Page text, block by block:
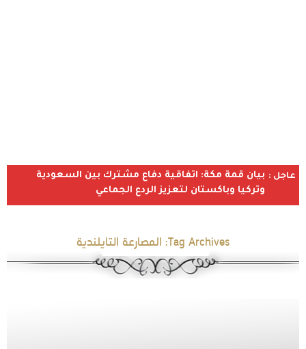
عاجل : بيان قمة مكة: اتفاقية دفاع مشترك بين السعودية
وتركيا وباكستان لتعزيز الردع الجماعي
Tag Archives: المصارعة التايلندية